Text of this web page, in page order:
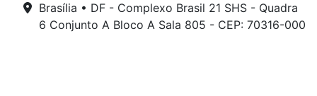
Brasília • DF - Complexo Brasil 21 SHS - Quadra
6 Conjunto A Bloco A Sala 805 - CEP: 70316-000